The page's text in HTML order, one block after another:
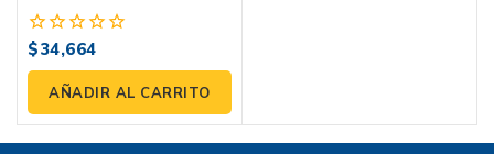
0
fuera
5
$34,664
AÑADIR AL CARRITO